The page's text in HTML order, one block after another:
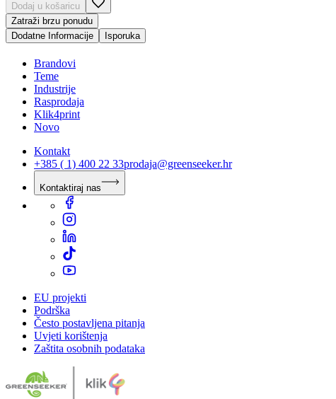
Dodaj u košaricu
Zatraži brzu ponudu
Dodatne Informacije
Isporuka
Brandovi
Teme
Industrije
Rasprodaja
Klik4print
Novo
Kontakt
+385 ( 1) 400 22 33prodaja@greenseeker.hr
Kontaktiraj nas
EU projekti
Podrška
Često postavljena pitanja
Uvjeti korištenja
Zaštita osobnih podataka